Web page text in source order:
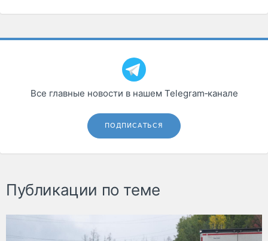
Все главные новости в нашем Telegram‑канале
ПОДПИСАТЬСЯ
Публикации по теме